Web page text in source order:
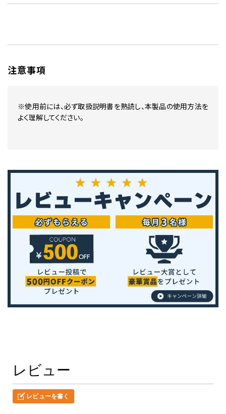
注意事項
※使用前には、必ず取扱説明書を熟読し、本製品の使用方法を
よく理解してください。
レビュー
レビューを書く